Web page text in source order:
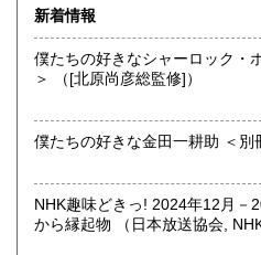
追分コロニーは「豊かな暮らし
屋」です。人が精神的に豊か
的「衣・食・住、アート、音楽
済、社会、哲学、政治」 等の
「日本の古本屋」で販売してい
油や」で一部展示販売も春～秋
道造、加藤周一などのゆかりの
新着情報
僕たちの好きなシャーロック・
＞ （[北原尚彦総監修]）
僕たちの好きな金田一耕助 ＜別
NHK趣味どきっ! 2024年12月
から縁起物 （日本放送協会,